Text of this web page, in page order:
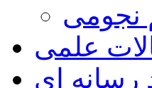
نجومی
علمی
رسانه اي